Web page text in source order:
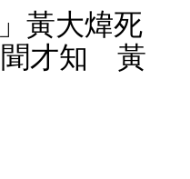
黃大煒死
聞才知 黃